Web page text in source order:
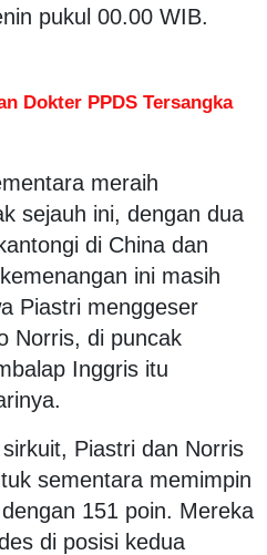
pukul 00.00 WIB.
Dokter PPDS Tersangka
meraih
sejauh ini, dengan dua
di China dan
ini masih
Piastri menggeser
Norris, di puncak
Inggris itu
Piastri dan Norris
sementara memimpin
151 poin. Mereka
di posisi kedua